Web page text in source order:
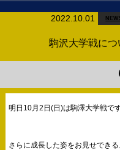
2022.10.01
駒沢大学戦につ
明日10月2日(日)は駒澤大学戦です
さらに成長した姿をお見せでき